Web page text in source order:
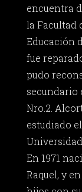
encuentra
la Facultad
Educación
fue
pudo
secundario
Nro.2.
estudiado
En 1971
Raquel, y